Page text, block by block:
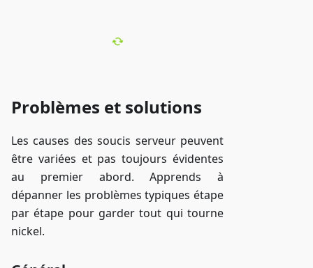
Problèmes et solutions
Les causes des soucis serveur peuvent
être variées et pas toujours évidentes
au premier abord. Apprends à
dépanner les problèmes typiques étape
par étape pour garder tout qui tourne
nickel.